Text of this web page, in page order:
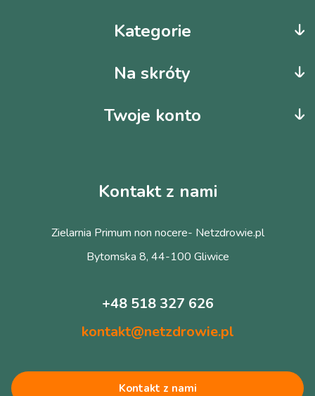
Kategorie
Na skróty
Twoje konto
Kontakt z nami
Zielarnia Primum non nocere- Netzdrowie.pl
Bytomska 8, 44-100 Gliwice
+48 518 327 626
kontakt@netzdrowie.pl
Kontakt z nami